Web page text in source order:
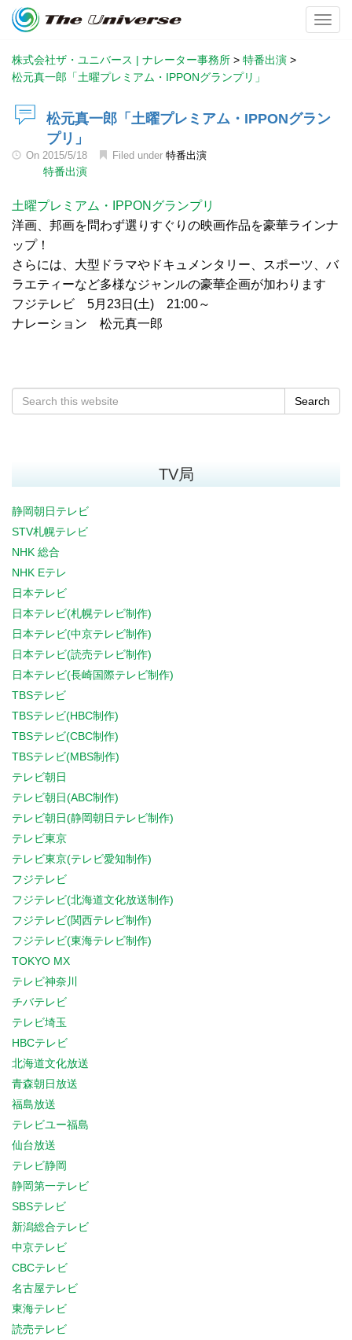
株式会社ザ・ユニバース | ナレーター事務所 > 特番出演 >
松元真一郎「土曜プレミアム・IPPONグランプリ」
松元真一郎「土曜プレミアム・IPPONグラン
プリ」
On 2015/5/18 Filed under 特番出演
特番出演
土曜プレミアム・IPPONグランプリ
洋画、邦画を問わず選りすぐりの映画作品を豪華ラインナ
ップ！
さらには、大型ドラマやドキュメンタリー、スポーツ、バ
ラエティーなど多様なジャンルの豪華企画が加わります
フジテレビ 5月23日(土) 21:00～
ナレーション 松元真一郎
Search
TV局
静岡朝日テレビ
STV札幌テレビ
NHK 総合
NHK Eテレ
日本テレビ
日本テレビ(札幌テレビ制作)
日本テレビ(中京テレビ制作)
日本テレビ(読売テレビ制作)
日本テレビ(長崎国際テレビ制作)
TBSテレビ
TBSテレビ(HBC制作)
TBSテレビ(CBC制作)
TBSテレビ(MBS制作)
テレビ朝日
テレビ朝日(ABC制作)
テレビ朝日(静岡朝日テレビ制作)
テレビ東京
テレビ東京(テレビ愛知制作)
フジテレビ
フジテレビ(北海道文化放送制作)
フジテレビ(関西テレビ制作)
フジテレビ(東海テレビ制作)
TOKYO MX
テレビ神奈川
チバテレビ
テレビ埼玉
HBCテレビ
北海道文化放送
青森朝日放送
福島放送
テレビユー福島
仙台放送
テレビ静岡
静岡第一テレビ
SBSテレビ
新潟総合テレビ
中京テレビ
CBCテレビ
名古屋テレビ
東海テレビ
読売テレビ